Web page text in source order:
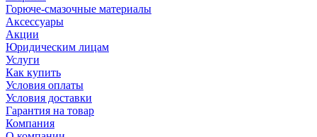
Горюче-смазочные материалы
Аксессуары
Акции
Юридическим лицам
Услуги
Как купить
Условия оплаты
Условия доставки
Гарантия на товар
Компания